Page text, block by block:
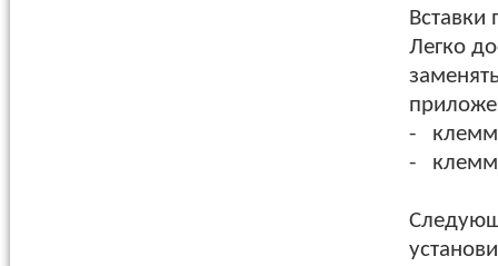
Вставки
Легко
-
-